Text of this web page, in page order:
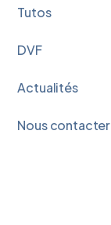
Tutos
DVF
Actualités
Nous contacter